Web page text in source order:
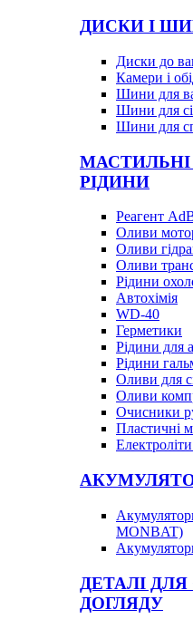
ДИСКИ І
Диски до
Камери і
Шини для
Шини для
Шини для
МАСТИЛЬНІ
РІДИНИ
Реагент
Оливи
Оливи
Оливи
Рідини
Автохімія
WD-40
Герметики
Рідини для
Рідини
Оливи для
Оливи
Очисники
Пластичні
MONBAT)
ДЕТАЛІ ДЛЯ
ДОГЛЯДУ